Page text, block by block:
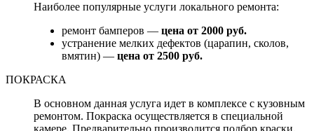
Наиболее популярные услуги локального ремонта:
ремонт бамперов — цена от 2000 руб.
устранение мелких дефектов (царапин, сколов,
вмятин) — цена от 2500 руб.
ПОКРАСКА
В основном данная услуга идет в комплексе с кузовным
ремонтом. Покраска осуществляется в специальной
камере. Предварительно производится подбор краски.